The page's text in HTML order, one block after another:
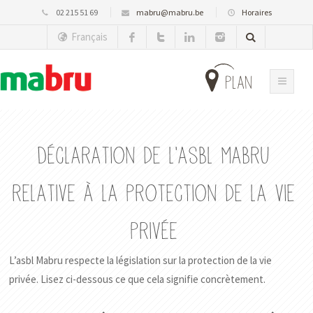
02 215 51 69 mabru@mabru.be Horaires
Français
plan
Déclaration de l’asbl Mabru
relative à la protection de la vie
privée
L’asbl Mabru respecte la législation sur la protection de la vie
privée. Lisez ci-dessous ce que cela signifie concrètement.